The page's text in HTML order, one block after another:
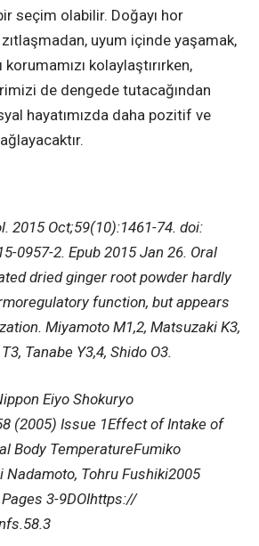
seçim olabilir. Doğayı hor
uyum içinde yaşamak,
korumamızı kolaylaştırırken,
de dengede tutacağından
hayatımızda daha pozitif ve
2015 Oct;59(10):1461-74. doi:
0957-2. Epub 2015 Jan 26. Oral
dried ginger root powder hardly
function, but appears
Miyamoto M1,2, Matsuzaki K3,
Tanabe Y3,4, Shido O3.
Eiyo Shokuryo
(2005) Issue 1Effect of Intake of
Body TemperatureFumiko
Nadamoto, Tohru Fushiki2005
3-9DOIhttps://